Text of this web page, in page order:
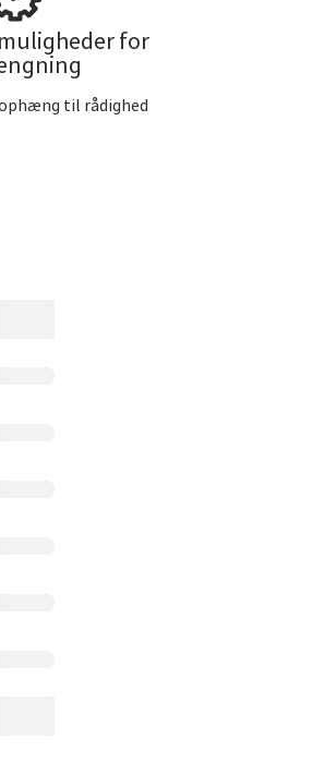
for
til rådighed